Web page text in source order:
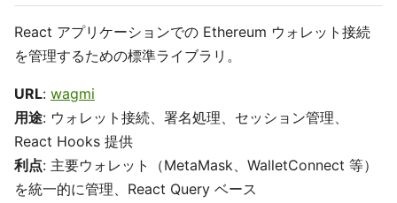
React アプリケーションでの Ethereum ウォレット接続
を管理するための標準ライブラリ。
URL: wagmi
用途: ウォレット接続、署名処理、セッション管理、
React Hooks 提供
利点: 主要ウォレット（MetaMask、WalletConnect 等）
を統一的に管理、React Query ベース